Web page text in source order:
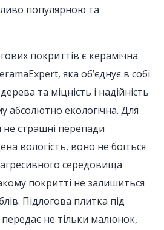
популярною та
покриттів є керамічна
яка об’єднує в собі
та міцність і надійність
абсолютно екологічна. Для
не страшні перепади
вологість, воно не боїться
середовища
покритті не залишиться
Підлогова плитка під
не тільки малюнок,